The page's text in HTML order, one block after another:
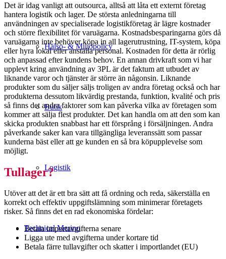
Hälso- & Miljöpolicy
Butik
Logistik
Technical Merino
Det är idag vanligt att outsourca, alltså att låta ett externt företag
hantera logistik och lager. De största anledningarna till
användningen av specialiserade logistikföretag är lägre kostnader
och större flexibilitet för varuägarna. Kostnadsbesparingarna görs då
varuägarna inte behöver köpa in all lagerutrustning, IT-system, köpa
eller hyra lokal eller anställa personal. Kostnaden för detta är rörlig
och anpassad efter kundens behov. En annan drivkraft som vi har
upplevt kring användning av 3PL är det faktum att utbudet av
liknande varor och tjänster är större än någonsin. Liknande
produkter som du säljer säljs troligen av andra företag också och har
produkterna dessutom likvärdig prestanda, funktion, kvalité och pris
så finns det andra faktorer som kan påverka vilka av företagen som
kommer att sälja flest produkter. Det kan handla om att den som kan
skicka produkten snabbast har ett försprång i försäljningen. Andra
påverkande saker kan vara tillgängliga leveranssätt som passar
kunderna bäst eller att ge kunden en så bra köpupplevelse som
möjligt.
Tullager?
Utöver att det är ett bra sätt att få ordning och reda, säkerställa en
korrekt och effektiv uppgiftslämning som minimerar företagets
risker. Så finns det en rad ekonomiska fördelar:
Betala importavgifterna senare
Ligga ute med avgifterna under kortare tid
Betala färre tullavgifter och skatter i importlandet (EU)